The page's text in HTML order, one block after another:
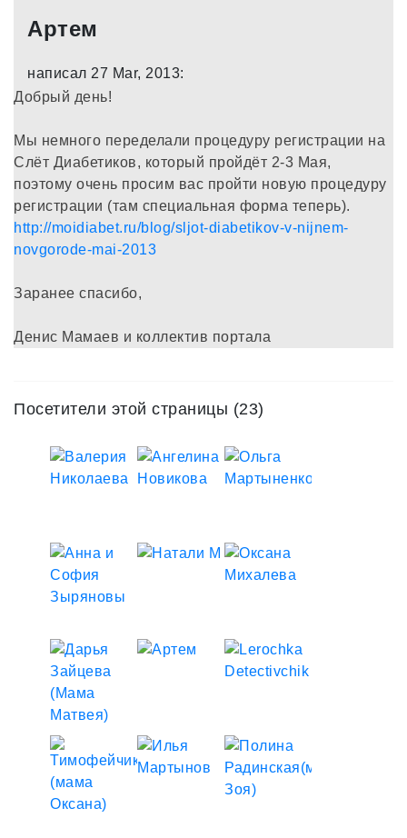
Артем
написал 27 Mar, 2013:
Добрый день!
Мы немного переделали процедуру регистрации на
Слёт Диабетиков, который пройдёт 2-3 Мая,
поэтому очень просим вас пройти новую процедуру
регистрации (там специальная форма теперь).
http://moidiabet.ru/blog/sljot-diabetikov-v-nijnem-
novgorode-mai-2013
Заранее спасибо,
Денис Мамаев и коллектив портала
Посетители этой страницы (23)